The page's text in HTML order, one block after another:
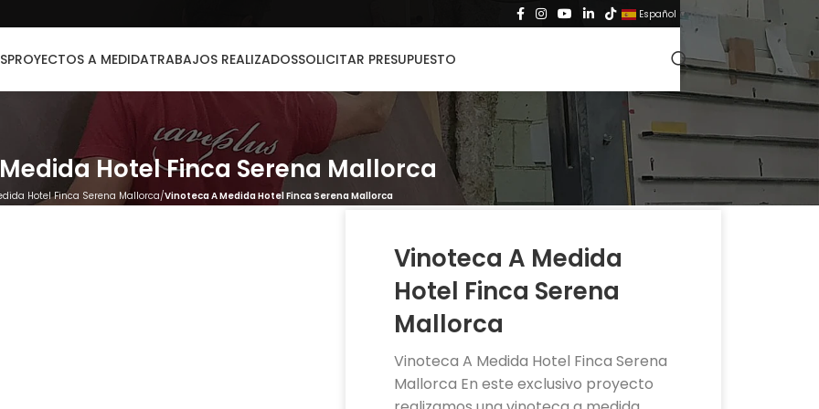
Español ▼
PROYECTOS A MEDIDATRABAJOS REALIZADOSSOLICITAR PRESUPUESTO
Hotel Finca Serena Mallorca
Hotel Finca Serena Mallorca Vinoteca A Medida Hotel Finca Serena Mallorca
Vinoteca A Medida
Hotel Finca Serena
Mallorca
Vinoteca A Medida Hotel Finca Serena
Mallorca En este exclusivo proyecto